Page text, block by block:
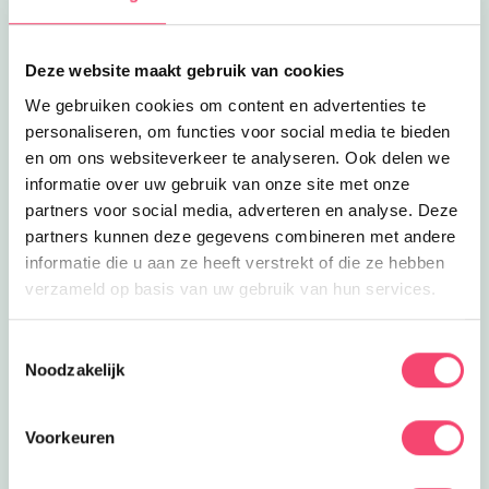
Deze website maakt gebruik van cookies
We gebruiken cookies om content en advertenties te
personaliseren, om functies voor social media te bieden
en om ons websiteverkeer te analyseren. Ook delen we
informatie over uw gebruik van onze site met onze
partners voor social media, adverteren en analyse. Deze
partners kunnen deze gegevens combineren met andere
informatie die u aan ze heeft verstrekt of die ze hebben
verzameld op basis van uw gebruik van hun services.
Noodzakelijk
Voorkeuren
plukken? In de kleurrijke Pluktuin
Stoutenburg kan dat!
Tulpen plukken bij Pluktuin Stoutenburg
2.2
Theetuin bij Pluktuin
Thee drinken in een theehuis tussen
allemaal bloemen. Dat is pas genieten
van je kopje thee!
Lees meer Theetuin bij Pluktuin
Eropuit | Clubjes
Snowsports Amersfoort
Bereid je goed voor op de wintersport
Lees meer Snowsports Amersfoort